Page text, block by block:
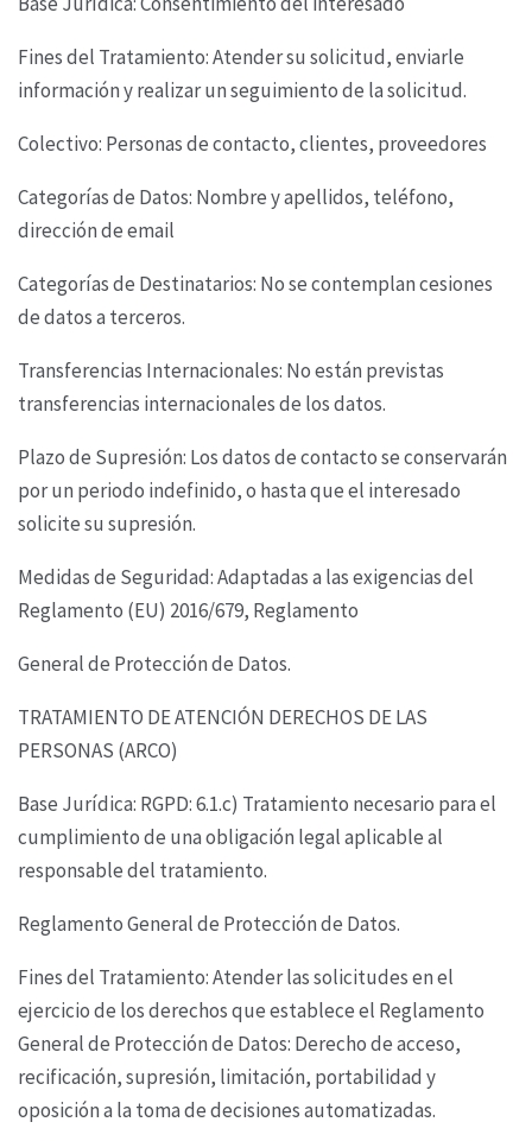
Fines del Tratamiento: Atender su solicitud, enviarle
información y realizar un seguimiento de lasolicitud.
Colectivo: Personas de contacto, clientes, proveedores
Categorías de Datos: Nombre y apellidos, teléfono,
dirección de email
Categorías de Destinatarios: No se contemplan cesiones
de datos a terceros.
Transferencias Internacionales: No están previstas
transferencias internacionales de los datos.
Plazo de Supresión: Los datos de contacto se conservarán
por un periodo indefinido, o hasta queel interesado
solicite su supresión.
Medidas de Seguridad: Adaptadas a las exigencias del
Reglamento (EU) 2016/679, Reglamento
General de Protección de Datos.
TRATAMIENTO DE ATENCIÓN DERECHOS DE LAS
PERSONAS (ARCO)
Base Jurídica: RGPD: 6.1.c) Tratamiento necesario para el
cumplimiento de una obligación legalaplicable al
responsable del tratamiento.
Reglamento General de Protección de Datos.
Fines del Tratamiento: Atender las solicitudes en el
ejercicio de los derechos que establece el Reglamento
General de Protección de Datos: Derecho de acceso,
recificación, supresión, limitación, portabilidad y
oposición a la toma de decisiones automatizadas.